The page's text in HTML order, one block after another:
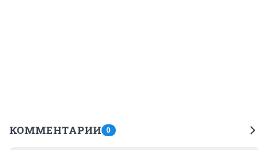
КОММЕНТАРИИ 0